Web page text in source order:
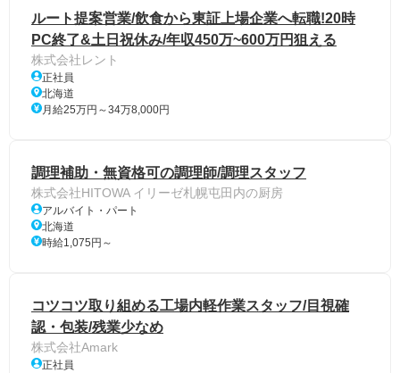
ルート提案営業/飲食から東証上場企業へ転職!20時
PC終了&土日祝休み/年収450万~600万円狙える
株式会社レント
正社員
北海道
月給25万円～34万8,000円
調理補助・無資格可の調理師/調理スタッフ
株式会社HITOWA イリーゼ札幌屯田内の厨房
アルバイト・パート
北海道
時給1,075円～
コツコツ取り組める工場内軽作業スタッフ/目視確
認・包装/残業少なめ
株式会社Amark
正社員